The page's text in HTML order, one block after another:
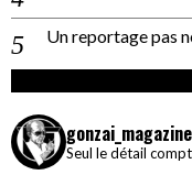
Un reportage pas
gonzai_magazine
Seul le détail